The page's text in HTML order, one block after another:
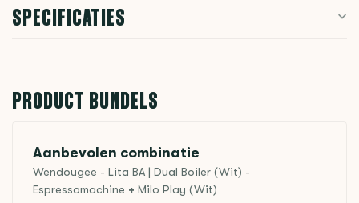
SPECIFICATIES
PRODUCT BUNDELS
Aanbevolen combinatie
Wendougee - Lita BA | Dual Boiler (Wit) -
Espressomachine + Milo Play (Wit)